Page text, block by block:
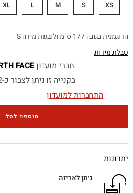
XS
S
M
L
XL
הדוגמנית בגובה 177 ס"מ ולובשת מידה S
טבלת מידות
חברי מועדוןTHE NORTH FACE
בקנייה זו ניתן לצבור כ-32 נקודות
התחברות למועדון
הוספה לסל
יתרונות
ניתן לאריזה